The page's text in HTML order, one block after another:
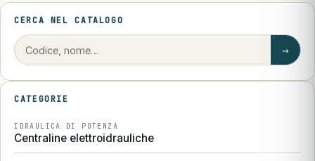
CERCA NEL CATALOGO
→
CATEGORIE
IDRAULICA DI POTENZA
Centraline elettroidrauliche